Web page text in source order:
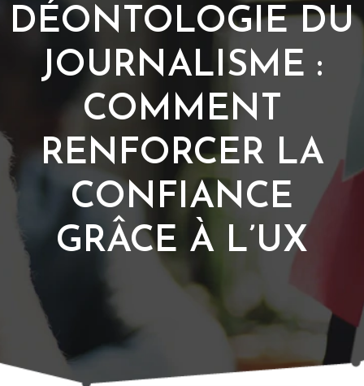
DÉONTOLOGIE DU
JOURNALISME :
COMMENT
RENFORCER LA
CONFIANCE
GRÂCE À L’UX